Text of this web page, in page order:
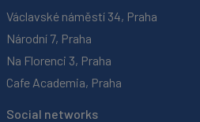
Václavské náměstí 34, Praha
Národní 7, Praha
Na Florenci 3, Praha
Cafe Academia, Praha
Social networks